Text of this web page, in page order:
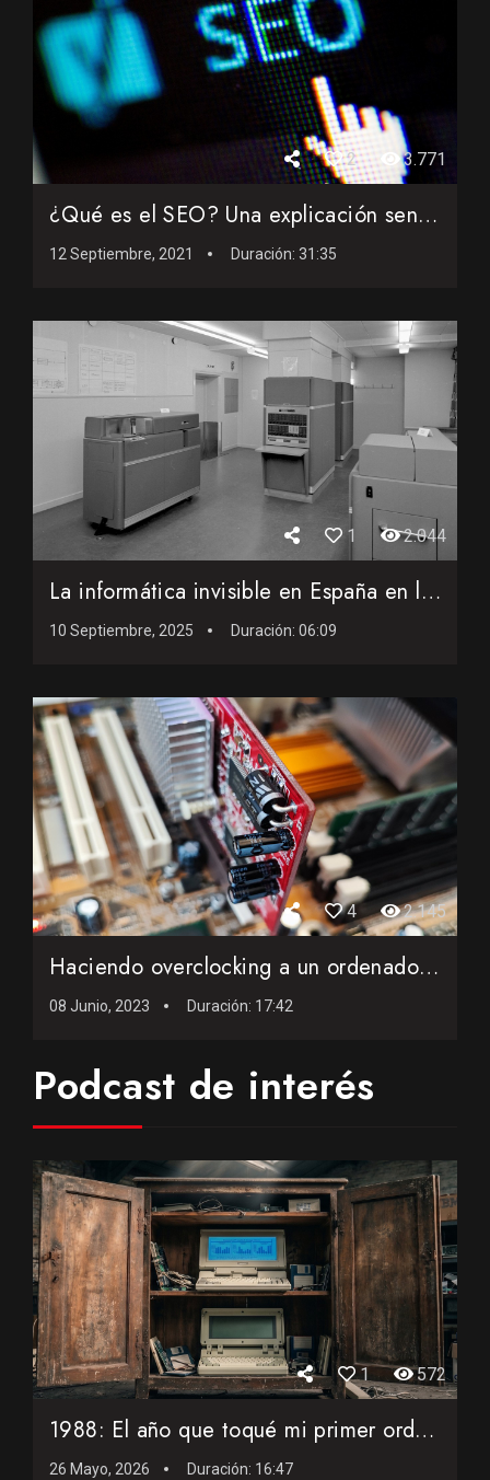
2 3.771
¿Qué es el SEO? Una explicación sencilla y gráfica para ...
12 Septiembre, 2021 Duración: 31:35
1 2.044
La informática invisible en España en los años 60 y 70
10 Septiembre, 2025 Duración: 06:09
4 2.145
Haciendo overclocking a un ordenador antiguo
08 Junio, 2023 Duración: 17:42
Podcast de interés
1 572
1988: El año que toqué mi primer ordenador portátil
26 Mayo, 2026 Duración: 16:47